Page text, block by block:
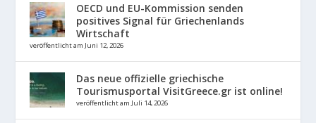
OECD und EU-Kommission senden
positives Signal für Griechenlands
Wirtschaft
veröffentlicht am Juni 12, 2026
Das neue offizielle griechische
Tourismusportal VisitGreece.gr ist online!
veröffentlicht am Juli 14, 2026